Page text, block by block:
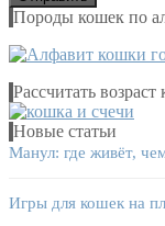
Породы кошек по
Рассчитать
Новые статьи
Манул: где живёт,
Игры для кошек на